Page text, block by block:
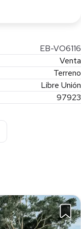
EB-VO6116
Venta
Terreno
Libre Unión
97923